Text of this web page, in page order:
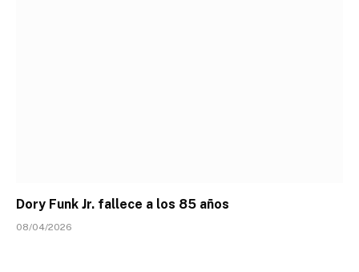
Dory Funk Jr. fallece a los 85 años
08/04/2026